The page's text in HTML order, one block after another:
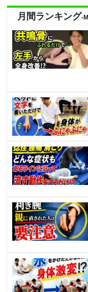
月間ランキング-